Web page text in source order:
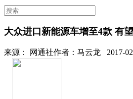
大众进口新能源车增至4款 有
来源： 网通社作者： 马云龙 2017-